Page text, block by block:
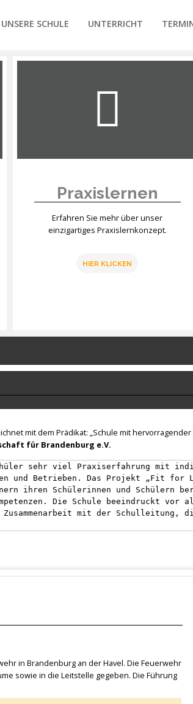
UNSERE SCHULE UNTERRICHT
Praxislernen
Erfahren Sie mehr über unser
einzigartiges Praxislernkonzept.
HIER KLICKEN
mit dem Prädikat: „Schule mit
für Brandenburg e.V.
sehr viel Praxiserfahrung mit
und Betrieben. Das Projekt „Fit
ihren Schülerinnen und Schülern
Die Schule beeindruckt vor
mit der Schulleitung,
in Brandenburg an der Havel. Die Feuerwehr
sowie in die Leitstelle gegeben. Die Führung